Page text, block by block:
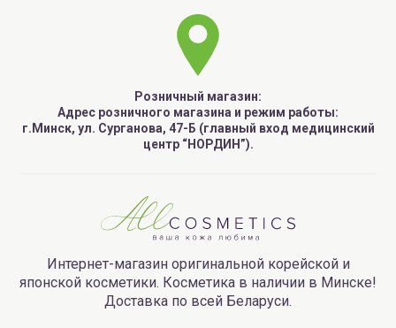
Розничный магазин:
Адрес розничного магазина и режим работы:
г.Минск, ул. Сурганова, 47-Б (главный вход медицинский
центр “НОРДИН”).
Интернет-магазин оригинальной корейской и
японской косметики. Косметика в наличии в Минске!
Доставка по всей Беларуси.